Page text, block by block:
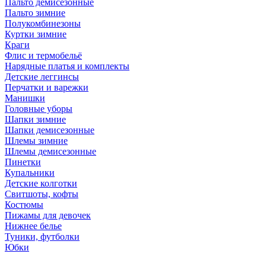
Пальто демисезонные
Пальто зимние
Полукомбинезоны
Куртки зимние
Краги
Флис и термобельё
Нарядные платья и комплекты
Детские леггинсы
Перчатки и варежки
Манишки
Головные уборы
Шапки зимние
Шапки демисезонные
Шлемы зимние
Шлемы демисезонные
Пинетки
Купальники
Детские колготки
Свитшоты, кофты
Костюмы
Пижамы для девочек
Нижнее белье
Туники, футболки
Юбки